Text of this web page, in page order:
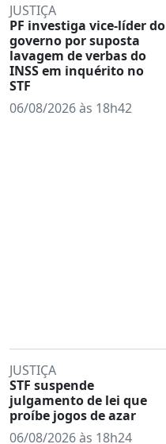
JUSTIÇA
PF investiga vice-líder do
governo por suposta
lavagem de verbas do
INSS em inquérito no
STF
06/08/2026 às 18h42
JUSTIÇA
STF suspende
julgamento de lei que
proíbe jogos de azar
06/08/2026 às 18h24